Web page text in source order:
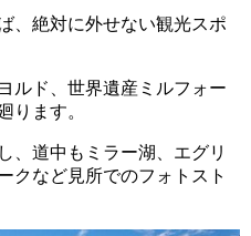
、絶対に外せない観光スポ
ルド、世界遺産ミルフォー
ります。
、道中もミラー湖、エグリ
クなど見所でのフォトスト